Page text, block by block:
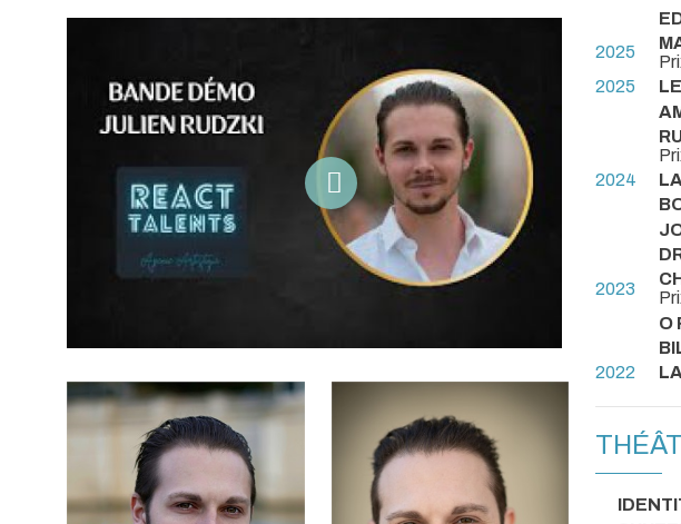
2025
2025
2024
2023
O
2022